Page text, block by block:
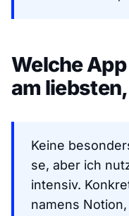
Welche
am
Keine
se, aber ich
intensiv.
namens